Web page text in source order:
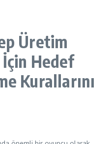
Üretim
Hedef
Kurallarını